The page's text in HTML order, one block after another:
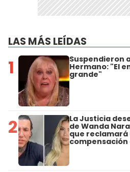
LAS MÁS LEÍDAS
1 Suspendieron
Hermano: "El
grande"
2 La Justicia
de Wanda
que